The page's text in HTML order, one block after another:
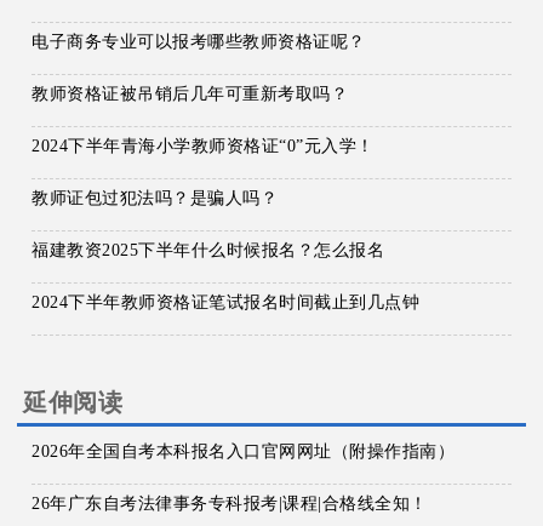
电子商务专业可以报考哪些教师资格证呢？
教师资格证被吊销后几年可重新考取吗？
2024下半年青海小学教师资格证“0”元入学！
教师证包过犯法吗？是骗人吗？
福建教资2025下半年什么时候报名？怎么报名
2024下半年教师资格证笔试报名时间截止到几点钟
延伸阅读
2026年全国自考本科报名入口官网网址（附操作指南）
26年广东自考法律事务专科报考|课程|合格线全知！